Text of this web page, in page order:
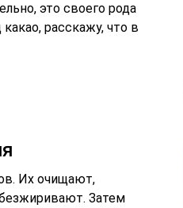
это своего рода
расскажу, что в
Их очищают,
Затем